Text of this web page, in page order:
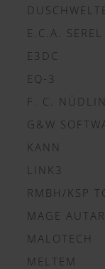
E.C.A. SEREL
E3DC
EQ-3
F. C.
G&W
KANN
LINK3
RMBH/KSP
MAGE
MALOTECH
MELTEM